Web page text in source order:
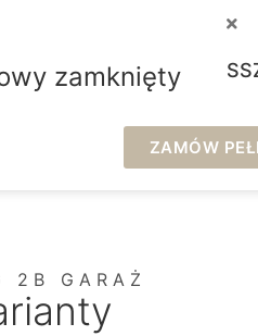
zamknięty
ZAMÓW
2B GARAŻ